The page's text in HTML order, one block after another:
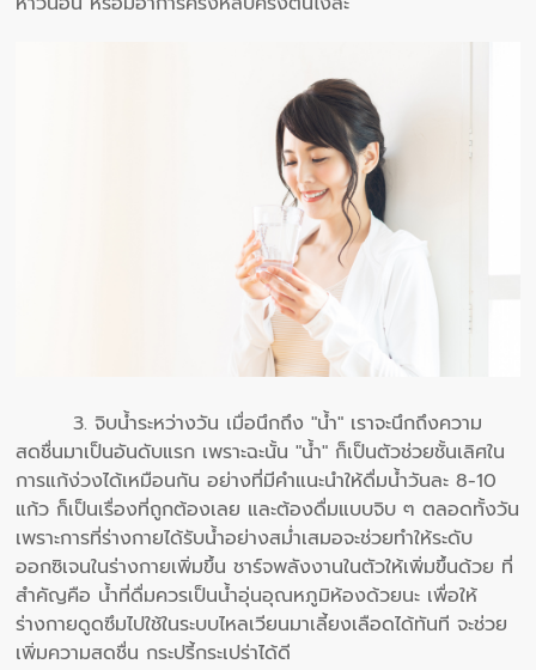
3. จิบน้ำระหว่างวัน เมื่อนึกถึง "น้ำ" เราจะนึกถึงความ
สดชื่นมาเป็นอันดับแรก เพราะฉะนั้น "น้ำ" ก็เป็นตัวช่วยชั้นเลิศใน
การแก้ง่วงได้เหมือนกัน อย่างที่มีคำแนะนำให้ดื่มน้ำวันละ 8-10
แก้ว ก็เป็นเรื่องที่ถูกต้องเลย และต้องดื่มแบบจิบ ๆ ตลอดทั้งวัน
เพราะการที่ร่างกายได้รับน้ำอย่างสม่ำเสมอจะช่วยทำให้ระดับ
ออกซิเจนในร่างกายเพิ่มขึ้น ชาร์จพลังงานในตัวให้เพิ่มขึ้นด้วย ที่
สำคัญคือ น้ำที่ดื่มควรเป็นน้ำอุ่นอุณหภูมิห้องด้วยนะ เพื่อให้
ร่างกายดูดซึมไปใช้ในระบบไหลเวียนมาเลี้ยงเลือดได้ทันที จะช่วย
เพิ่มความสดชื่น กระปรี้กระเปร่าได้ดี